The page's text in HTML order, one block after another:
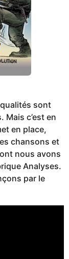
sont
c’est en
en place,
chansons et
nous avons
Analyses.
par le